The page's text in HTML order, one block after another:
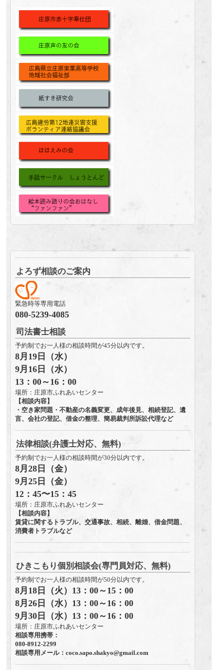
よろず相談のご案内
緊急時等専用電話
080-5239-4085
司法書士相談
予約制でお一人様の相談時間が45分以内です。
8月19日（水）
9月16日（水）
13：00～16：00
場所：庄原市ふれあいセンター
【相談内容】
・空き家問題・不動産の名義変更、成年後見、相続登記、遺
言、会社の登記、借金の整理、簡易裁判所訴訟代理など
法律相談(弁護士対応、無料)
予約制でお一人様の相談時間が30分以内です。
8月28日（金）
9月25日（金）
12：45〜15：45
場所：庄原市ふれあいセンター
【相談内容】
賃貸に関するトラブル、交通事故、相続、離婚、借金問題、
消費者トラブルなど
ひきこもり個別相談会(専門員対応、無料)
予約制でお一人様の相談時間が50分以内です。
8月18日（火）13：00～15：00
8月26日（水）13：00～16：00
9月30日（水）13：00～16：00
場所：庄原市ふれあいセンター
相談専用携帯：
080-8912-2299
相談専用メール：coco.sapo.shakyo@gmail.com